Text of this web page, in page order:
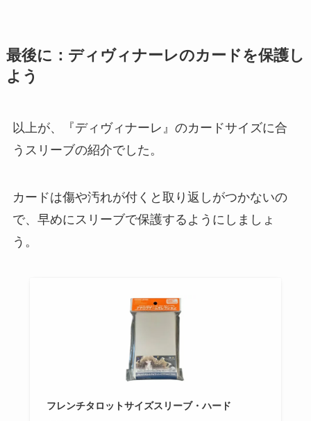
最後に：ディヴィナーレのカードを保護し
よう
以上が、『ディヴィナーレ』のカードサイズに合
うスリーブの紹介でした。
カードは傷や汚れが付くと取り返しがつかないの
で、早めにスリーブで保護するようにしましょ
う。
フレンチタロットサイズスリーブ・ハード